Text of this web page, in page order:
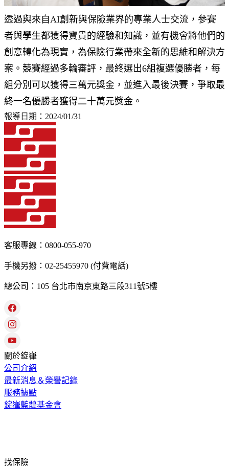
透過與來自AI創新與保險業界的專業人士交流，參賽
者與學生都獲得寶貴的經驗和知識，並有機會將他們的
創意轉化為現實，為保險行業帶來全新的思維和解決方
案。競賽經過多輪審評，最終選出6組複選優勝者，每
組分別可以獲得三萬元獎金，並進入最後決賽，爭取最
終一名優勝者獲得二十萬元獎金。
報導日期：2024/01/31
客服專線：0800-055-970
手機另撥：02-25455970 (付費電話)
總公司：105 台北市南京東路三段311號5樓
關於錠嵂
公司介紹
最新消息＆榮譽記錄
服務據點
錠嵂藍鵲基金會
找保險